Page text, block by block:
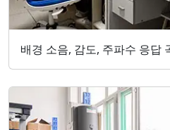
배경 소음, 감도, 주파수 응답